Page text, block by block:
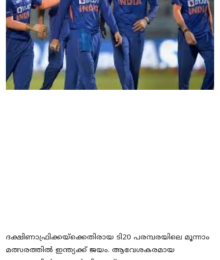
Earn Money
Tutorials
Malayalam
ദക്ഷിണാഫ്രിക്കയ്‌ക്കെതിരായ ടി20 പരമ്പരയിലെ മൂന്നാം
മത്സരത്തില്‍ ഇന്ത്യക്ക് ജയം. ആവേശകരമായ